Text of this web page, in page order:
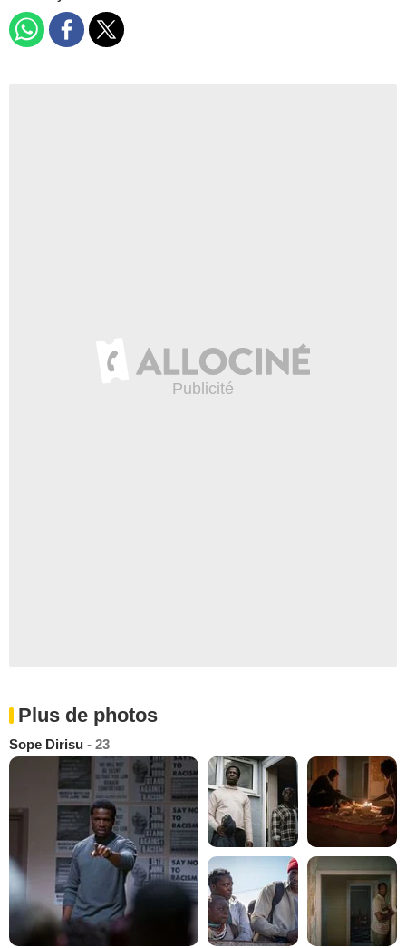
Plus de photos
Sope Dirisu - 23